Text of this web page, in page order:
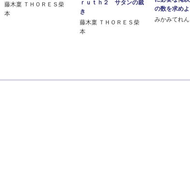
藤木稟 ＴＨＯＲＥＳ柴
本
ｒｕｔｈ２ サタンの裁
き
藤木稟 ＴＨＯＲＥＳ柴
本
の数を求めよ
みかみてれ